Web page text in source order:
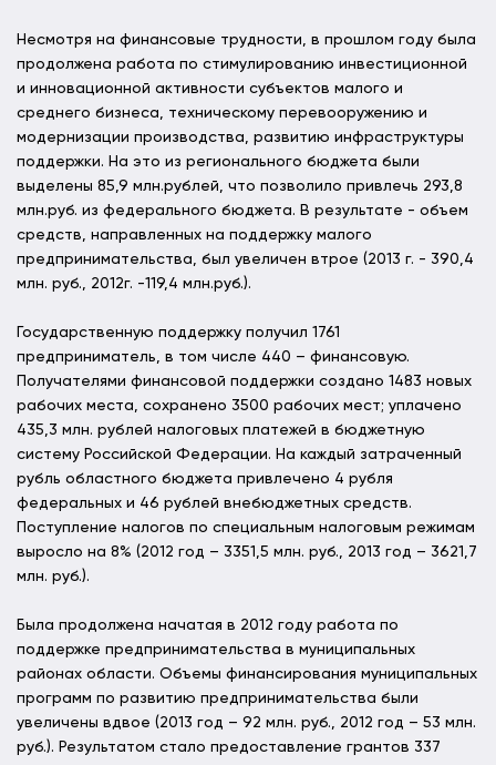
Несмотря на финансовые трудности, в прошлом году была
продолжена работа по стимулированию инвестиционной
и инновационной активности субъектов малого и
среднего бизнеса, техническому перевооружению и
модернизации производства, развитию инфраструктуры
поддержки. На это из регионального бюджета были
выделены 85,9 млн.рублей, что позволило привлечь 293,8
млн.руб. из федерального бюджета. В результате - объем
средств, направленных на поддержку малого
предпринимательства, был увеличен втрое (2013 г. - 390,4
млн. руб., 2012г. -119,4 млн.руб.).
Государственную поддержку получил 1761
предприниматель, в том числе 440 – финансовую.
Получателями финансовой поддержки создано 1483 новых
рабочих места, сохранено 3500 рабочих мест; уплачено
435,3 млн. рублей налоговых платежей в бюджетную
систему Российской Федерации. На каждый затраченный
рубль областного бюджета привлечено 4 рубля
федеральных и 46 рублей внебюджетных средств.
Поступление налогов по специальным налоговым режимам
выросло на 8% (2012 год – 3351,5 млн. руб., 2013 год – 3621,7
млн. руб.).
Была продолжена начатая в 2012 году работа по
поддержке предпринимательства в муниципальных
районах области. Объемы финансирования муниципальных
программ по развитию предпринимательства были
увеличены вдвое (2013 год – 92 млн. руб., 2012 год – 53 млн.
руб.). Результатом стало предоставление грантов 337